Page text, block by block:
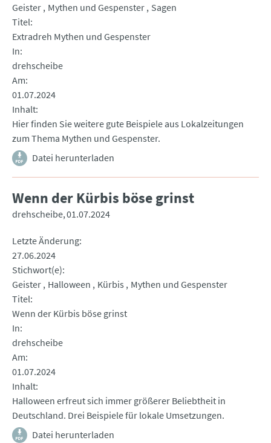
Geister Mythen und Gespenster Sagen
Titel
Extradreh Mythen und Gespenster
In
drehscheibe
Am
01.07.2024
Inhalt
Hier finden Sie weitere gute Beispiele aus Lokalzeitungen
zum Thema Mythen und Gespenster.
Datei herunterladen
Wenn der Kürbis böse grinst
drehscheibe 01.07.2024
Letzte Änderung
27.06.2024
Stichwort(e)
Geister Halloween Kürbis
Mythen und Gespenster
Titel
Wenn der Kürbis böse grinst
In
drehscheibe
Am
01.07.2024
Inhalt
Halloween erfreut sich immer größerer Beliebtheit in
Deutschland. Drei Beispiele für lokale Umsetzungen.
Datei herunterladen